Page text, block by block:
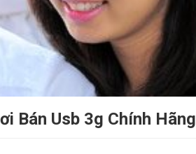
Bán Usb 3g Chính Hãng